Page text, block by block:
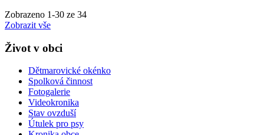
Zobrazeno 1-30 ze 34
Zobrazit vše
Život v obci
Dětmarovické okénko
Spolková činnost
Fotogalerie
Videokronika
Stav ovzduší
Útulek pro psy